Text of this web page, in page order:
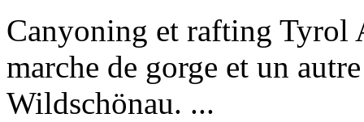
Canyoning et rafting
marche de gorge et un
Wildschönau. ...